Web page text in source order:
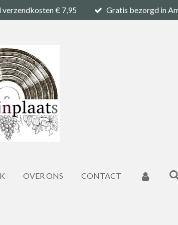
verzendkosten € 7,95 Gratis bezorgd in
OVER ONS CONTACT